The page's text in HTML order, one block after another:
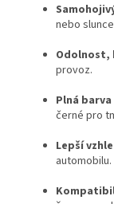
nebo
Odolnost,
provoz.
Plná
černé pro
Lepší
automobilu.